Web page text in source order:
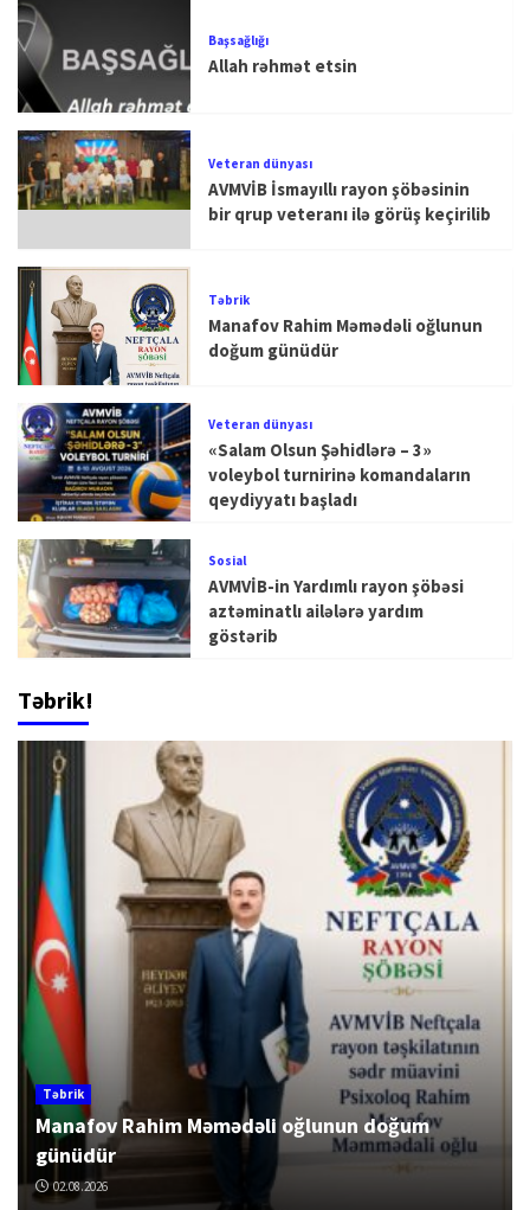
Başsağlığı
Allah rəhmət etsin
Veteran dünyası
AVMVİB İsmayıllı rayon şöbəsinin
bir qrup veteranı ilə görüş keçirilib
Təbrik
Manafov Rahim Məmədəli oğlunun
doğum günüdür
Veteran dünyası
«Salam Olsun Şəhidlərə – 3»
voleybol turnirinə komandaların
qeydiyyatı başladı
Sosial
AVMVİB-in Yardımlı rayon şöbəsi
aztəminatlı ailələrə yardım
göstərib
Təbrik!
Təbrik
Manafov Rahim Məmədəli oğlunun doğum
günüdür
02.08.2026